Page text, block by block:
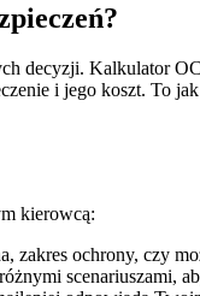
decyzji. Kalkulator
i jego koszt. To
kierowcą:
zakres ochrony, czy
scenariuszami,